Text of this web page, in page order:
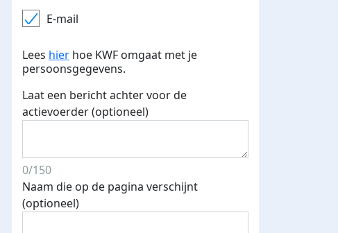
E-mails verstuurd
Top fondsenwerver
E-mail
Lees hier hoe KWF omgaat met je
persoonsgegevens.
Laat een bericht achter voor de
actievoerder (optioneel)
0/150
Naam die op de pagina verschijnt
(optioneel)